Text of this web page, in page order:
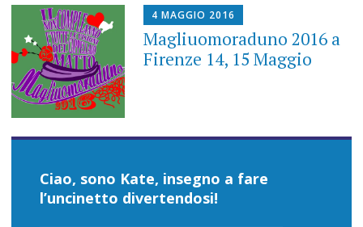
4 MAGGIO 2016
Magliuomoraduno 2016 a
Firenze 14, 15 Maggio
Ciao, sono Kate, insegno a fare
l’uncinetto divertendosi!